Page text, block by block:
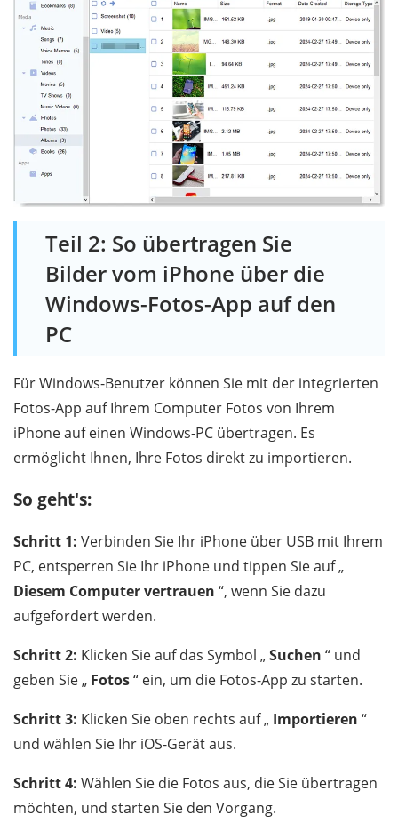
Teil 2: So übertragen Sie
Bilder vom iPhone über die
Windows-Fotos-App auf den
PC
Für Windows-Benutzer können Sie mit der integrierten
Fotos-App auf Ihrem Computer Fotos von Ihrem
iPhone auf einen Windows-PC übertragen. Es
ermöglicht Ihnen, Ihre Fotos direkt zu importieren.
So geht's:
Schritt 1: Verbinden Sie Ihr iPhone über USB mit Ihrem
PC, entsperren Sie Ihr iPhone und tippen Sie auf „
Diesem Computer vertrauen “, wenn Sie dazu
aufgefordert werden.
Schritt 2: Klicken Sie auf das Symbol „Suchen “ und
geben Sie „ Fotos“ ein, um die Fotos-App zu starten.
Schritt 3: Klicken Sie oben rechts auf „ Importieren “
und wählen Sie Ihr iOS-Gerät aus.
Schritt 4: Wählen Sie die Fotos aus, die Sie übertragen
möchten, und starten Sie den Vorgang.